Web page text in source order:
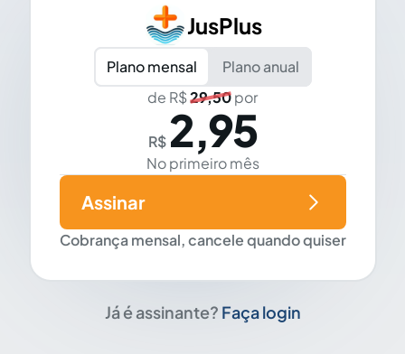
JusPlus
Plano mensal
Plano anual
de R$29,50por
R$ 2,95
No primeiro mês
Cobrança mensal, cancele quando quiser
Assinar
Já é assinante? Faça login